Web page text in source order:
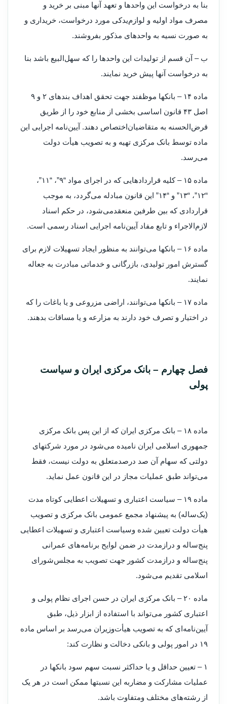
بنا به درخواست این واحدها و تعهد آنها مبنی بر خرید و
مصرف مواد اولیه و لوازم‌یدکی مورد درخواست، خریداری و
به صورت نسیه به واحدهای مذکور بفروشند.
ب – آن قسم از تولیدات این واحدها را که سهل‌البیع باشد بنا
به درخواست آنها پیش خرید نمایند.
‌ماده ۱۴ – بانکها موظفند جهت تحقق اهداف بندهای ۲ و ۹
اصل ۴۳ قانون اساسی بخشی از منابع خود را از طریق
قرض‌الحسنه به متقاضیان‌اختصاص دهند. آیین‌نامه اجرایی این
ماده توسط بانک مرکزی تهیه و به تصویب هیأت دولت
می‌رسد.
‌ماده ۱۵ – کلیه قراردادهایی که در اجرای مواد “۹”، “۱۱”،
“۱۲”، “۱۳” و “۱۴” این قانون مبادله می‌گردد، به موجب
قراردادی که بین طرفین منعقد‌می‌شود، در حکم اسناد
لازم‌الاجراء و تابع مفاد آیین‌نامه اجرایی اسناد رسمی است.
‌ماده ۱۶ – بانکها می‌توانند به منظور ایجاد تسهیلات لازم برای
گسترش امور تولیدی، بازرگانی و خدماتی مبادرت به جعاله
نمایند.
‌ماده ۱۷ – بانکها می‌توانند، اراضی مزروعی و یا باغات را که
در اختیار و تصرف خود دارند به مزارعه و یا مساقات بدهند.
‌فصل چهارم – بانک مرکزی ایران و سیاست
پولی
‌ماده ۱۸ – بانک مرکزی ایران که از این پس بانک مرکزی
جمهوری اسلامی ایران نامیده می‌شود در مورد شرکتهای
دولتی که سهام آن صد درصد‌متعلق به دولت نیست، فقط
می‌تواند طبق عملیات مجاز در این قانون عمل نماید.
‌ماده ۱۹ – سیاست اعتباری و تسهیلات اعطایی کوتاه مدت
(‌یک‌ساله) به پیشنهاد مجمع عمومی بانک مرکزی و تصویب
هیأت دولت تعیین شده و‌سیاست اعتباری و تسهیلات اعطایی
پنج‌ساله و درازمدت در ضمن لوایح برنامه‌های عمرانی
پنج‌ساله و درازمدت کشور جهت تصویب به مجلس‌شورای
اسلامی تقدیم می‌شود.
‌ماده ۲۰ – بانک مرکزی ایران در حسن اجرای نظام پولی و
اعتباری کشور می‌تواند با استفاده از ابزار ذیل، طبق
آیین‌نامه‌ای که به تصویب هیأت‌وزیران می‌رسد بر اساس ماده
۱۹ در امور پولی و بانکی دخالت و نظارت کند:
۱ – تعیین حداقل و یا حداکثر نسبت سهم سود بانکها در
عملیات مشارکت و مضاربه این نسبتها ممکن است در هر یک
از رشته‌های مختلف و‌متفاوت باشد.